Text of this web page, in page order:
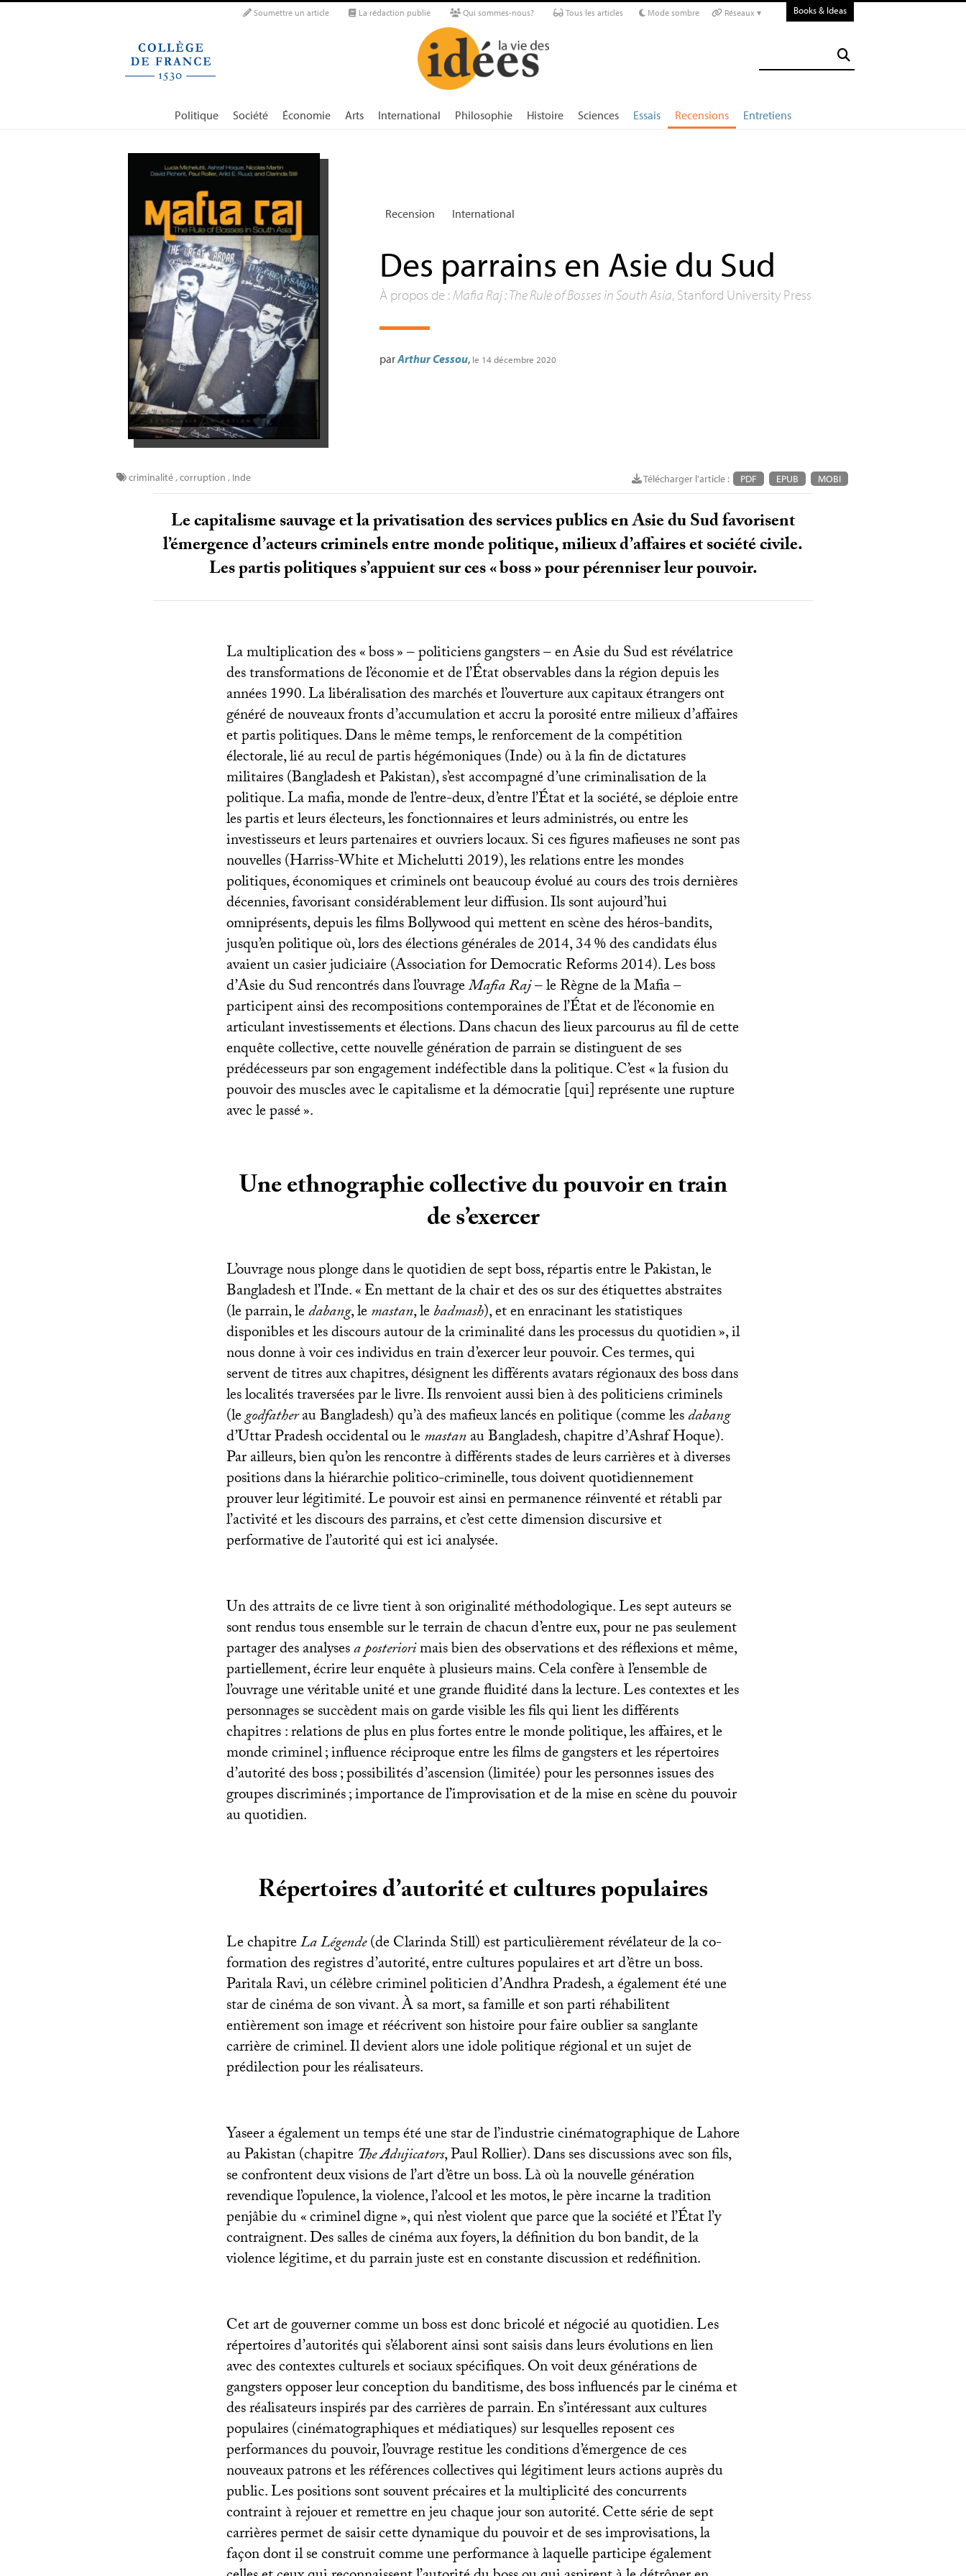
Soumettre un article La rédaction publie Qui sommes-nous? Tous les articles Mode sombre Réseaux ▾ Books & Ideas
Politique Société Économie Arts International Philosophie Histoire Sciences Essais Recensions Entretiens
Recension International
Des parrains en Asie du Sud
À propos de : Mafia Raj : The Rule of Bosses in South Asia, Stanford University Press
parArthur Cessou, le 14 décembre 2020
Télécharger l'article : PDF EPUB MOBI
criminalité,corruption , Inde
Le capitalisme sauvage et la privatisation des services publics en Asie du Sud favorisent
l’émergence d’acteurs criminels entre monde politique, milieux d’affaires et société civile.
Les partis politiques s’appuient sur ces «boss» pour pérenniser leur pouvoir.
La multiplication des «boss» – politiciens gangsters – en Asie du Sud est révélatrice
des transformations de l’économie et de l’État observables dans la région depuis les
années 1990. La libéralisation des marchés et l’ouverture aux capitaux étrangers ont
généré de nouveaux fronts d’accumulation et accru la porosité entre milieux d’affaires
et partis politiques. Dans le même temps, le renforcement de la compétition
électorale, lié au recul de partis hégémoniques (Inde) ou à la fin de dictatures
militaires (Bangladesh et Pakistan), s’est accompagné d’une criminalisation de la
politique. La mafia, monde de l’entre-deux, d’entre l’État et la société, se déploie entre
les partis et leurs électeurs, les fonctionnaires et leurs administrés, ou entre les
investisseurs et leurs partenaires et ouvriers locaux. Si ces figures mafieuses ne sont pas
nouvelles (Harriss-White et Michelutti 2019), les relations entre les mondes
politiques, économiques et criminels ont beaucoup évolué au cours des trois dernières
décennies, favorisant considérablement leur diffusion. Ils sont aujourd’hui
omniprésents, depuis les films Bollywood qui mettent en scène des héros-bandits,
jusqu’en politique où, lors des élections générales de 2014, 34% des candidats élus
avaient un casier judiciaire (Association for Democratic Reforms 2014). Les boss
d’Asie du Sud rencontrés dans l’ouvrageMafia Raj– le Règne de la Mafia –
participent ainsi des recompositions contemporaines de l’État et de l’économie en
articulant investissements et élections. Dans chacun des lieux parcourus au fil de cette
enquête collective, cette nouvelle génération de parrain se distinguent de ses
prédécesseurs par son engagement indéfectible dans la politique. C’est «la fusion du
pouvoir des muscles avec le capitalisme et la démocratie [qui] représente une rupture
avec le passé».
Une ethnographie collective du pouvoir en train
de s’exercer
L’ouvrage nous plonge dans le quotidien de sept boss, répartis entre le Pakistan, le
Bangladesh et l’Inde. «En mettant de la chair et des os sur des étiquettes abstraites
(le parrain, ledabang, lemastan, lebadmash), et en enracinant les statistiques
disponibles et les discours autour de la criminalité dans les processus du quotidien», il
nous donne à voir ces individus en train d’exercer leur pouvoir. Ces termes, qui
servent de titres aux chapitres, désignent les différents avatars régionaux des boss dans
les localités traversées par le livre. Ils renvoient aussi bien à des politiciens criminels
(legodfatherau Bangladesh) qu’à des mafieux lancés en politique (comme lesdabang
d’Uttar Pradesh occidental ou lemastanau Bangladesh, chapitre d’Ashraf Hoque).
Par ailleurs, bien qu’on les rencontre à différents stades de leurs carrières et à diverses
positions dans la hiérarchie politico-criminelle, tous doivent quotidiennement
prouver leur légitimité. Le pouvoir est ainsi en permanence réinventé et rétabli par
l’activité et les discours des parrains, et c’est cette dimension discursive et
performative de l’autorité qui est ici analysée.
Un des attraits de ce livre tient à son originalité méthodologique. Les sept auteurs se
sont rendus tous ensemble sur le terrain de chacun d’entre eux, pour ne pas seulement
partager des analysesa posteriorimais bien des observations et des réflexions et même,
partiellement, écrire leur enquête à plusieurs mains. Cela confère à l’ensemble de
l’ouvrage une véritable unité et une grande fluidité dans la lecture. Les contextes et les
personnages se succèdent mais on garde visible les fils qui lient les différents
chapitres : relations de plus en plus fortes entre le monde politique, les affaires, et le
monde criminel; influence réciproque entre les films de gangsters et les répertoires
d’autorité des boss; possibilités d’ascension (limitée) pour les personnes issues des
groupes discriminés; importance de l’improvisation et de la mise en scène du pouvoir
au quotidien.
Répertoires d’autorité et cultures populaires
Le chapitreLa Légende(de Clarinda Still) est particulièrement révélateur de la co-
formation des registres d’autorité, entre cultures populaires et art d’être un boss.
Paritala Ravi, un célèbre criminel politicien d’Andhra Pradesh, a également été une
star de cinéma de son vivant. À sa mort, sa famille et son parti réhabilitent
entièrement son image et réécrivent son histoire pour faire oublier sa sanglante
carrière de criminel. Il devient alors une idole politique régional et un sujet de
prédilection pour les réalisateurs.
Yaseer a également un temps été une star de l’industrie cinématographique de Lahore
au Pakistan (chapitreThe Adujicators, Paul Rollier). Dans ses discussions avec son fils,
se confrontent deux visions de l’art d’être un boss. Là où la nouvelle génération
revendique l’opulence, la violence, l’alcool et les motos, le père incarne la tradition
penjâbie du «criminel digne», qui n’est violent que parce que la société et l’État l’y
contraignent. Des salles de cinéma aux foyers, la définition du bon bandit, de la
violence légitime, et du parrain juste est en constante discussion et redéfinition.
Cet art de gouverner comme un boss est donc bricolé et négocié au quotidien. Les
répertoires d’autorités qui s’élaborent ainsi sont saisis dans leurs évolutions en lien
avec des contextes culturels et sociaux spécifiques. On voit deux générations de
gangsters opposer leur conception du banditisme, des boss influencés par le cinéma et
des réalisateurs inspirés par des carrières de parrain. En s’intéressant aux cultures
populaires (cinématographiques et médiatiques) sur lesquelles reposent ces
performances du pouvoir, l’ouvrage restitue les conditions d’émergence de ces
nouveaux patrons et les références collectives qui légitiment leurs actions auprès du
public. Les positions sont souvent précaires et la multiplicité des concurrents
contraint à rejouer et remettre en jeu chaque jour son autorité. Cette série de sept
carrières permet de saisir cette dynamique du pouvoir et de ses improvisations, la
façon dont il se construit comme une performance à laquelle participe également